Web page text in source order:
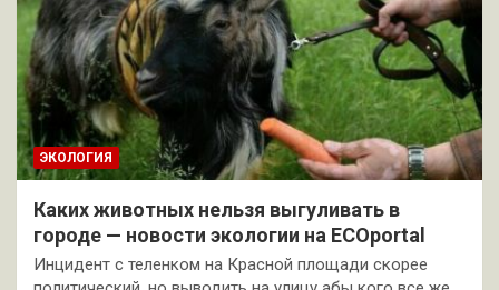
ЭКОЛОГИЯ
Каких животных нельзя выгуливать в
городе — новости экологии на ECOportal
Инцидент с теленком на Красной площади скорее